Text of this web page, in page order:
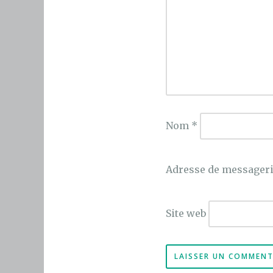
Nom *
Adresse de
Site web